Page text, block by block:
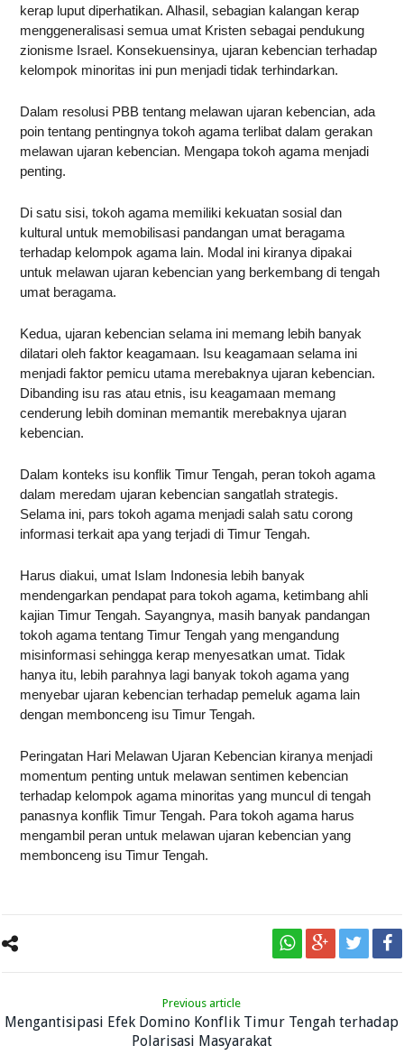
kerap luput diperhatikan. Alhasil, sebagian kalangan kerap
menggeneralisasi semua umat Kristen sebagai pendukung
zionisme Israel. Konsekuensinya, ujaran kebencian terhadap
kelompok minoritas ini pun menjadi tidak terhindarkan.
Dalam resolusi PBB tentang melawan ujaran kebencian, ada
poin tentang pentingnya tokoh agama terlibat dalam gerakan
melawan ujaran kebencian. Mengapa tokoh agama menjadi
penting.
Di satu sisi, tokoh agama memiliki kekuatan sosial dan
kultural untuk memobilisasi pandangan umat beragama
terhadap kelompok agama lain. Modal ini kiranya dipakai
untuk melawan ujaran kebencian yang berkembang di tengah
umat beragama.
Kedua, ujaran kebencian selama ini memang lebih banyak
dilatari oleh faktor keagamaan. Isu keagamaan selama ini
menjadi faktor pemicu utama merebaknya ujaran kebencian.
Dibanding isu ras atau etnis, isu keagamaan memang
cenderung lebih dominan memantik merebaknya ujaran
kebencian.
Dalam konteks isu konflik Timur Tengah, peran tokoh agama
dalam meredam ujaran kebencian sangatlah strategis.
Selama ini, pars tokoh agama menjadi salah satu corong
informasi terkait apa yang terjadi di Timur Tengah.
Harus diakui, umat Islam Indonesia lebih banyak
mendengarkan pendapat para tokoh agama, ketimbang ahli
kajian Timur Tengah. Sayangnya, masih banyak pandangan
tokoh agama tentang Timur Tengah yang mengandung
misinformasi sehingga kerap menyesatkan umat. Tidak
hanya itu, lebih parahnya lagi banyak tokoh agama yang
menyebar ujaran kebencian terhadap pemeluk agama lain
dengan membonceng isu Timur Tengah.
Peringatan Hari Melawan Ujaran Kebencian kiranya menjadi
momentum penting untuk melawan sentimen kebencian
terhadap kelompok agama minoritas yang muncul di tengah
panasnya konflik Timur Tengah. Para tokoh agama harus
mengambil peran untuk melawan ujaran kebencian yang
membonceng isu Timur Tengah.
Previous article
Mengantisipasi Efek Domino Konflik Timur Tengah terhadap
Polarisasi Masyarakat